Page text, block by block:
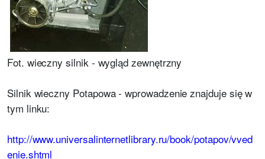
Fot. wieczny silnik - wygląd zewnętrzny
Silnik wieczny Potapowa - wprowadzenie znajduje się w
tym linku:
http://www.universalinternetlibrary.ru/book/potapov/vved
enie.shtml